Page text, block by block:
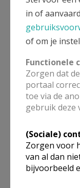
Play van dit
verhaal van de
Paul Moens.
2025gaan we
Oosteeklo! Een
in of
of om je
Functionele
Zorgen dat
portaal
toe via de
gebruik deze
(Sociale)
Zorgen voor
van al dan
bijvoorbeeld